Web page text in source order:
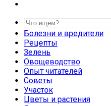
Болезни и вредители
Рецепты
Зелень
Овощеводство
Опыт читателей
Советы
Участок
Цветы и растения